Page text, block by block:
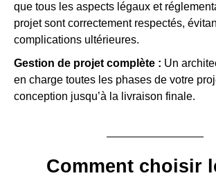
que tous les aspects légaux et
projet sont correctement respectés,
complications ultérieures.
Gestion de projet complète : Un
en charge toutes les phases de votre
conception jusqu’à la livraison finale.
Comment choisir